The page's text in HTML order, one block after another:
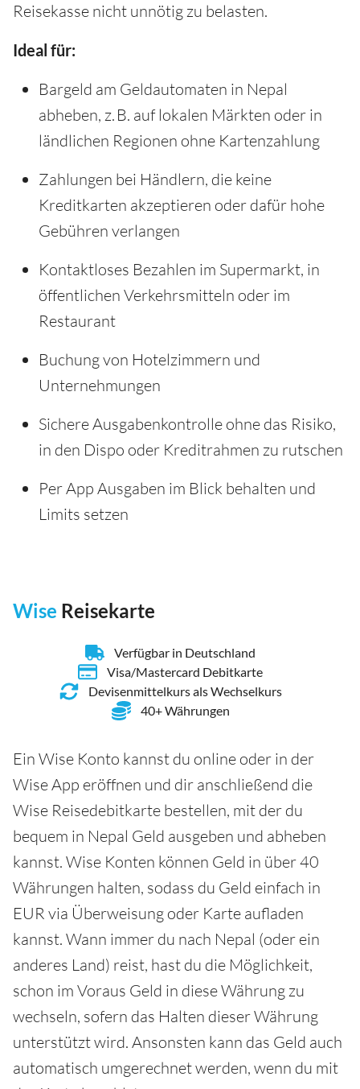
Reisekasse nicht unnötig zu belasten.
Ideal für:
Bargeld am Geldautomaten in Nepal
abheben, z. B. auf lokalen Märkten oder in
ländlichen Regionen ohne Kartenzahlung
Zahlungen bei Händlern, die keine
Kreditkarten akzeptieren oder dafür hohe
Gebühren verlangen
Kontaktloses Bezahlen im Supermarkt, in
öffentlichen Verkehrsmitteln oder im
Restaurant
Buchung von Hotelzimmern und
Unternehmungen
Sichere Ausgabenkontrolle ohne das Risiko,
in den Dispo oder Kreditrahmen zu rutschen
Per App Ausgaben im Blick behalten und
Limits setzen
Wise Reisekarte
Verfügbar in Deutschland
Visa/Mastercard Debitkarte
Devisenmittelkurs als Wechselkurs
40+ Währungen
Ein Wise Konto kannst du online oder in der
Wise App eröffnen und dir anschließend die
Wise Reisedebitkarte bestellen, mit der du
bequem in Nepal Geld ausgeben und abheben
kannst. Wise Konten können Geld in über 40
Währungen halten, sodass du Geld einfach in
EUR via Überweisung oder Karte aufladen
kannst. Wann immer du nach Nepal (oder ein
anderes Land) reist, hast du die Möglichkeit,
schon im Voraus Geld in diese Währung zu
wechseln, sofern das Halten dieser Währung
unterstützt wird. Ansonsten kann das Geld auch
automatisch umgerechnet werden, wenn du mit